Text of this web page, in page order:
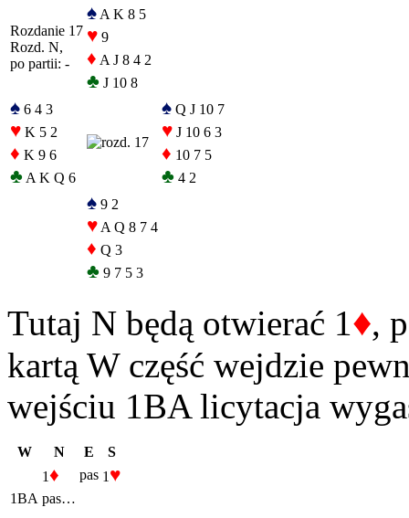
Rozdanie 17
Rozd. N,
po partii: -
♠ A K 8 5
♥ 9
♦ A J 8 4 2
♣ J 10 8
♠ 6 4 3
♥ K 5 2
♦ K 9 6
♣ A K Q 6
♠ Q J 10 7
♥ J 10 6 3
♦ 10 7 5
♣ 4 2
♠ 9 2
♥ A Q 8 7 4
♦ Q 3
♣ 9 7 5 3
Tutaj N będą otwierać 1 ♦,
kartą W część wejdzie
wejściu 1BA licytacja
W N E
S
1♦ pas 1 ♥
1BA pas…